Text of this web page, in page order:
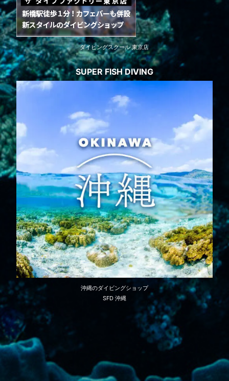
ダイビングスクール 東京店
SUPER FISH DIVING
沖縄のダイビングショップ
SFD 沖縄